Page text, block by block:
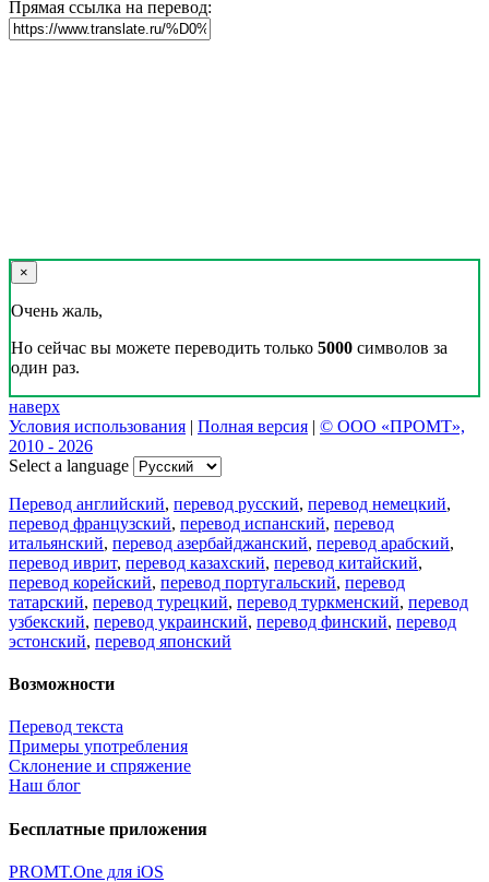
Прямая ссылка на перевод:
×
Очень жаль,
Но сейчас вы можете переводить только 5000 символов за
один раз.
наверх
Условия использования | Полная версия | © ООО «ПРОМТ»,
2010 - 2026
Select a language
Перевод английский, перевод русский, перевод немецкий,
перевод французский, перевод испанский, перевод
итальянский, перевод азербайджанский, перевод арабский,
перевод иврит, перевод казахский, перевод китайский,
перевод корейский, перевод португальский, перевод
татарский, перевод турецкий, перевод туркменский, перевод
узбекский, перевод украинский, перевод финский, перевод
эстонский, перевод японский
Возможности
Перевод текста
Примеры употребления
Склонение и спряжение
Наш блог
Бесплатные приложения
PROMT.One для iOS